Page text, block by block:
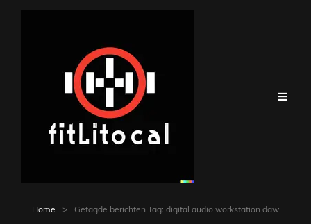
Home > Getagde berichten Tag: digital audio workstation daw